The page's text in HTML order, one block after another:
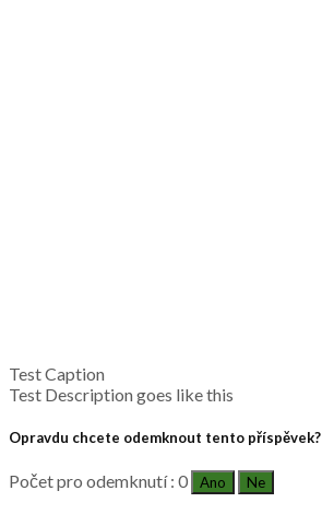
Test Caption
Test Description goes like this
Opravdu chcete odemknout tento příspěvek?
Počet pro odemknutí : 0 Ano Ne